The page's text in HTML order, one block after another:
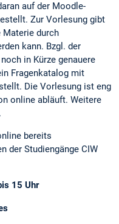
auf der Moodle-
Zur Vorlesung gibt
Materie durch
kann. Bzgl. der
in Kürze genauere
Fragenkatalog mit
Die Vorlesung ist eng
online abläuft. Weitere
bereits
der Studiengänge CIW
15 Uhr